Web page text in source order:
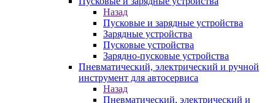
Назад
Пусковые и зарядные устройства
Зарядные устройства
Пусковые устройства
Зарядно-пусковые устройства
Пневматический, электрический и ручной
инструмент для автосервиса
Назад
Пневматический, электрический и